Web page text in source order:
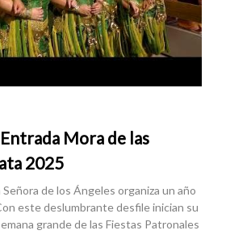
Mora de las
2025
de los Ángeles organiza un año
este deslumbrante desfile inician su
grande de las Fiestas Patronales